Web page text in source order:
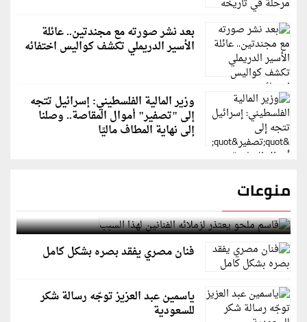
بعد نشر صورته مع مجندتين.. عائلة
الأسير الدريملي تكشف كواليس اختفائه
وزير المالية الفلسطيني: إسرائيل تتجه
إلى "تصفير" أموال المقاصة.. وصلنا
إلى نهاية المطاف ماليًا
منوعات
قاسم ملحو يعتذر لزملائه الفنانين لهذا السبب
فنان مصري يفقد بصره بشكل كامل
ياسمين عبد العزيز توجّه رسالة شكر
للسعودية